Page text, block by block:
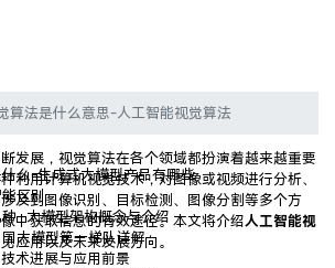
么-生成式大模型产品有哪些
区别
-大模型架构概念与介绍
大模型第一梯队详解
术进展与应用前景
算法是什么意思-人工智能视觉算法
发展，视觉算法在各个领域都扮演着越来越重要
利用计算机视觉技术，对图像或视频进行分析、
及到图像识别、目标检测、图像分割等多个方
中获取信息的有效途径。本文将介绍人工智能视
应用以及未来发展方向。